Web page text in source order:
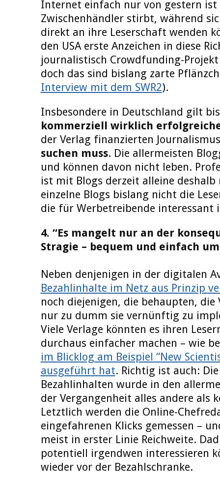
Internet einfach nur von gestern ist
Zwischenhändler stirbt, während
direkt an ihre Leserschaft wenden
den USA erste Anzeichen in diese
journalistisch Crowdfunding-
doch das sind bislang zarte
Interview mit dem SWR2).
Insbesondere in Deutschland gilt
kommerziell wirklich
der Verlag finanzierten
suchen muss. Die allermeisten
und können davon nicht leben.
ist mit Blogs derzeit alleine
einzelne Blogs bislang nicht die
die für Werbetreibende interessant
4. “Es mangelt nur an der
Stragie – bequem und einfach
Neben denjenigen in der digitalen
Bezahlinhalte im Netz aus Prinzip
noch diejenigen, die behaupten, die
nur zu dumm sie vernünftig zu
Viele Verlage könnten es ihren
durchaus einfacher machen – wie
im Blicklog am Beispiel “New
ausgeführt hat. Richtig ist auch:
Bezahlinhalten wurde in den
der Vergangenheit alles andere als
Letztlich werden die Online-
eingefahrenen Klicks gemessen –
meist in erster Linie Reichweite.
potentiell irgendwen interessieren
wieder vor der Bezahlschranke.